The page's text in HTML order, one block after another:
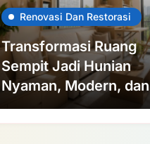
Renovasi Dan Restorasi
Transformasi Ruang
Sempit Jadi Hunian
Nyaman, Modern, dan
Estetik